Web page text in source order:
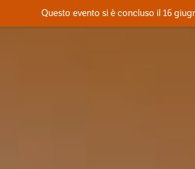
Dove
Questo evento si è concluso il 16